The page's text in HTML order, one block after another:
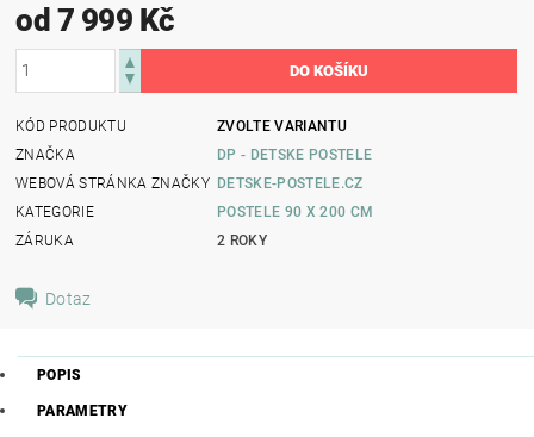
od 7 999 Kč
KÓD PRODUKTU
ZVOLTE VARIANTU
ZNAČKA
DP - DETSKE POSTELE
WEBOVÁ STRÁNKA ZNAČKY DETSKE-POSTELE.CZ
KATEGORIE
POSTELE 90 X 200 CM
ZÁRUKA
2 ROKY
Dotaz
POPIS
PARAMETRY